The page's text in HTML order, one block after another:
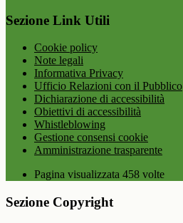
Sezione Link Utili
Cookie policy
Note legali
Informativa Privacy
Ufficio Relazioni con il Pubblico
Dichiarazione di accessibilità
Obiettivi di accessibilità
Whistleblowing
Gestione consensi cookie
Amministrazione trasparente
Pagina visualizzata 458 volte
Sezione Copyright